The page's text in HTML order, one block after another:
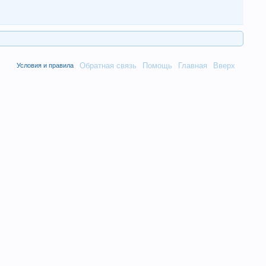
Обратная связь Помощь Главная Вверх
Условия и правила